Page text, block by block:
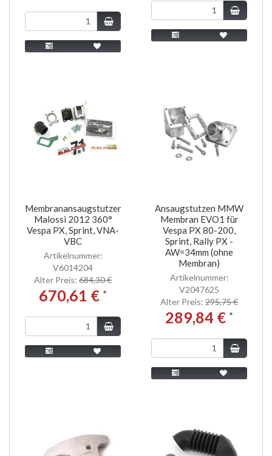
Membranansaugstutzen
Malossi 2012 360°
Vespa PX, Sprint, VNA-
VBC
Artikelnummer:
V6014204
Alter Preis: 684,30 €
670,61 € *
Ansaugstutzen MMW
Membran EVO1 für
Vespa PX 80-200,
Sprint, Rally PX -
AW=34mm (ohne
Membran)
Artikelnummer:
V2047625
Alter Preis: 295,75 €
289,84 € *